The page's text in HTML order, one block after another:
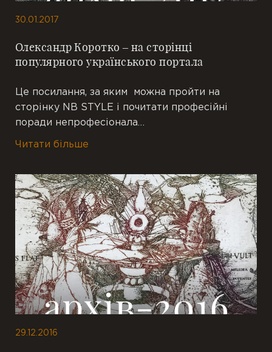
30.01.2017
Олександр Коротко – на сторінці
популярного українського портала
Це посилання, за яким можна пройти на
сторінку NB STYLE і почитати професійні
поради непрофесіонала…
Читати більше
29.12.2016